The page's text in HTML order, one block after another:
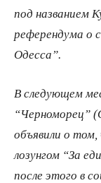
под названием
референдума о
Одесса”.
В следующем
“Черноморец”
объявили о
лозунгом “За
после этого в